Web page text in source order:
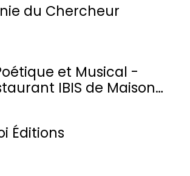
du Chercheur
et Musical -
IBIS de Maisons-
Éditions